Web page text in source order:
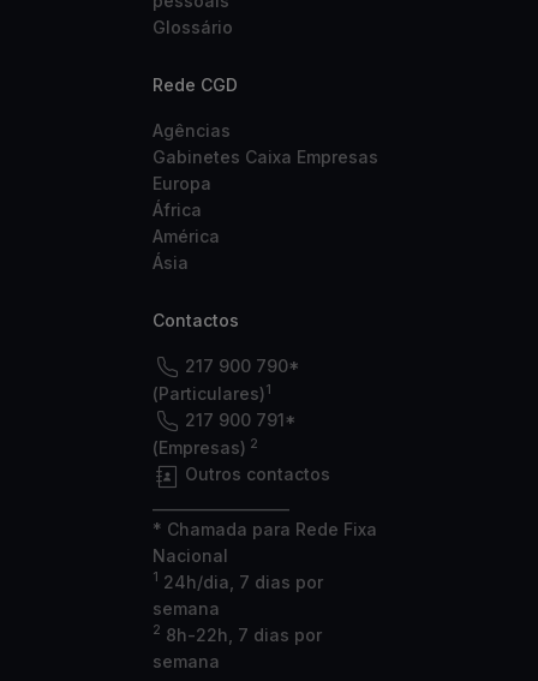
Glossário
Rede CGD
Agências
Gabinetes Caixa Empresas
Europa
África
América
Ásia
Contactos
217 900 790*
(Particulares)1
217 900 791*
(Empresas) 2
Outros contactos
* Chamada para Rede Fixa
Nacional
1 24h/dia, 7 dias por
semana
2 8h-22h, 7 dias por
semana